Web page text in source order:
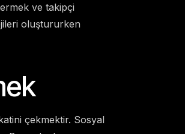
ve takipçi
oluştururken
çekmektir. Sosyal